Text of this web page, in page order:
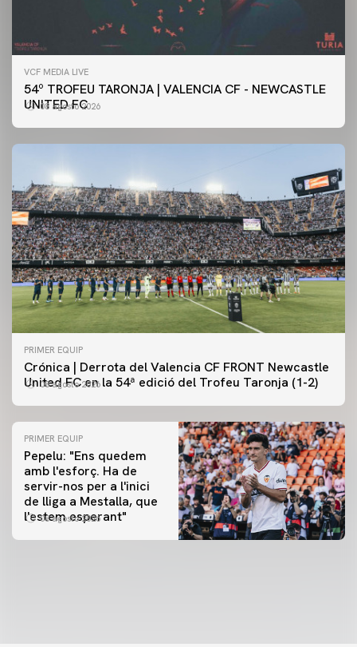
VCF MEDIA LIVE
54º TROFEU TARONJA | VALENCIA CF - NEWCASTLE
UNITED FC
08 agosto 2026
PRIMER EQUIP
Crónica | Derrota del Valencia CF FRONT Newcastle
United FC en la 54ª edició del Trofeu Taronja (1-2)
08 agosto 2026
PRIMER EQUIP
Pepelu: "Ens quedem
amb l'esforç. Ha de
servir-nos per a l'inici
de lliga a Mestalla, que
l'estem esperant"
08 agosto 2026
PRIMER EQUIP
📸 #ValenciaNUFC
PRIMER EQUIP
MESTALLA 📍